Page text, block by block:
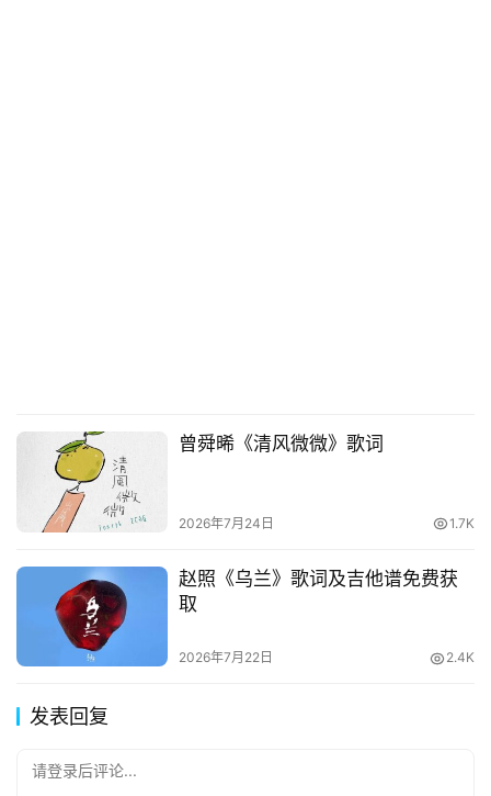
曾舜晞《清风微微》歌词
2026年7月24日 1.7K
赵照《乌兰》歌词及吉他谱免费获
取
2026年7月22日 2.4K
发表回复
请登录后评论...